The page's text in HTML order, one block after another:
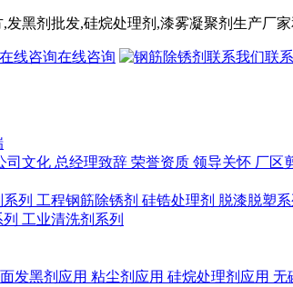
,发黑剂 批发,硅烷处理剂 ,漆雾凝聚剂 生产厂
在线咨询 联
司文化 总经理致辞 荣誉资质 领导关怀 厂区
列 工程钢筋除锈剂 硅锆处理剂 脱漆脱塑系
工业清洗剂系列
发黑剂应用 粘尘剂应用 硅烷处理剂应用 无